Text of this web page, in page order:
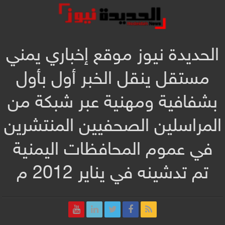
الحديدة نيوز موقع إخباري يمني
مستقل ينقل الخبر أول بأول
بشفافية ومهنية عبر شبكة من
المراسلين الصحفيين المنتشرين
في عموم المحافظات اليمنية
تم تدشينه في يناير 2012 م